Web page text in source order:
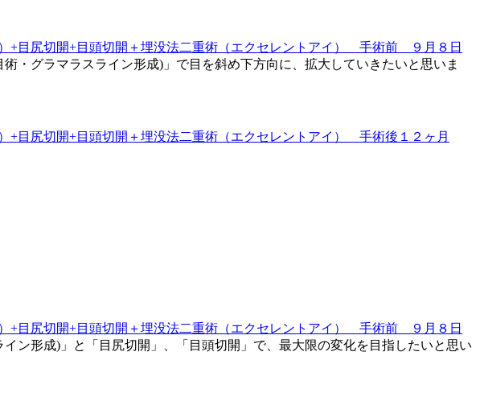
・グラマラスライン形成)」で目を斜め下方向に、拡大していきたいと思いま
ン形成)」と「目尻切開」、「目頭切開」で、最大限の変化を目指したいと思い